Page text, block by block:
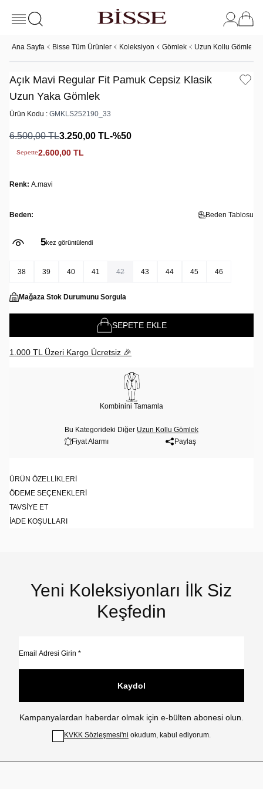
Ana Sayfa Bisse Tüm Ürünler Koleksiyon Gömlek Uzun Kollu Gömlek
Açık Mavi Regular Fit Pamuk Cepsiz Klasik
Uzun Yaka Gömlek
Ürün Kodu : GMKLS252190_33
6.500,00TL3.250,00 TL-%50
Sepette2.600,00 TL
Renk: A.mavi
Beden: Beden Tablosu
5kez görüntülendi
38 39 40 41 42 43 44 45 46
Mağaza Stok Durumunu Sorgula
SEPETE EKLE
1.000 TL Üzeri Kargo Ücretsiz 🎉
Kombinini Tamamla
Bu Kategorideki Diğer Uzun Kollu Gömlek
Fiyat Alarmı
Paylaş
ÜRÜN ÖZELLIKLERI
ÖDEME SEÇENEKLERI
TAVSIYE ET
İADE KOŞULLARI
Yeni Koleksiyonları İlk Siz
Keşfedin
Kaydol
Kampanyalardan haberdar olmak için e-bülten abonesi olun.
KVKK Sözleşmesi'ni okudum, kabul ediyorum.